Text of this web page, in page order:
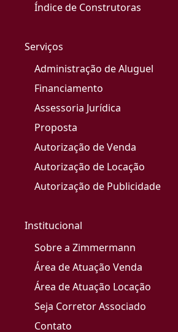
Índice de Construtoras
Serviços
Administração de Aluguel
Financiamento
Assessoria Jurídica
Proposta
Autorização de Venda
Autorização de Locação
Autorização de Publicidade
Institucional
Sobre a Zimmermann
Área de Atuação Venda
Área de Atuação Locação
Seja Corretor Associado
Contato